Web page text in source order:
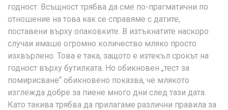
годност. Всъщност трябва да сме по-прагматични по
отношение на това как се справяме с датите,
поставени върху опаковките. В изтъкнатите наскоро
случаи имаше огромно количество мляко просто
изхвърлено. Това е така, защото е изтекъл срокът на
годност върху бутилката. Но обикновен „тест за
помирисване“ обикновено показва, че млякото
изглежда добре за пиене много дни след тази дата.
Като такива трябва да прилагаме различни правила за